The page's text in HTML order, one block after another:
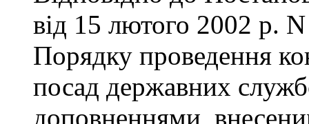
від 15 лютого 2002 р.
Порядку проведення
посад державних
доповненнями,